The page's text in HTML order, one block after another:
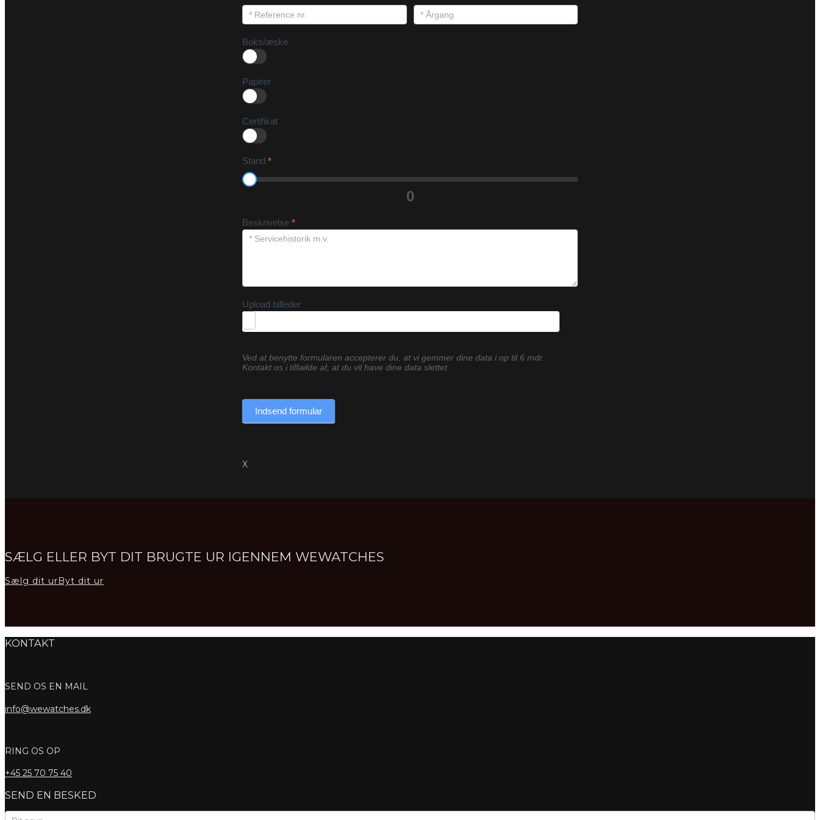
Boks/æske
Papirer
Certifikat
Stand *
0
Beskrivelse *
Upload billeder
Ved at benytte formularen accepterer du, at vi gemmer dine data i op til 6 mdr.
Kontakt os i tilfælde af, at du vil have dine data slettet.
Indsend formular
X
SÆLG ELLER BYT DIT BRUGTE UR IGENNEM WEWATCHES
Sælg dit urByt dit ur
KONTAKT
SEND OS EN MAIL
info@wewatches.dk
RING OS OP
+45 25 70 75 40
SEND EN BESKED
Kontaktformular